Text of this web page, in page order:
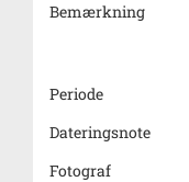
Bemærkning
Periode
Dateringsnote
Fotograf